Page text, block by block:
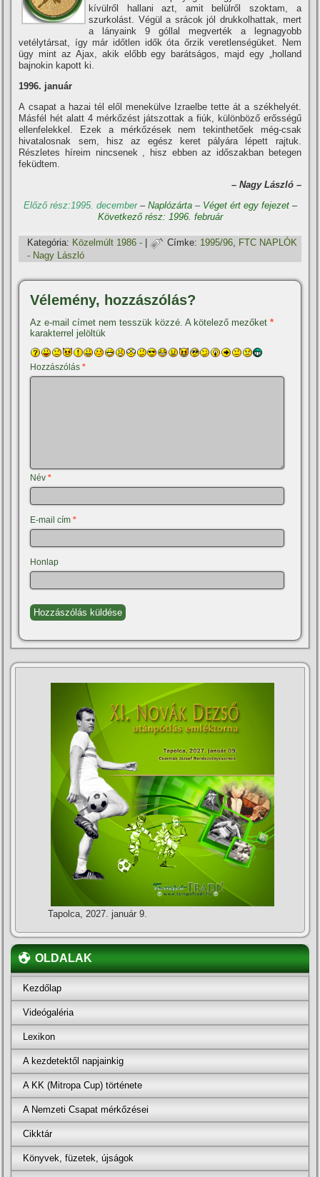
kí­vülről hallani azt, amit belülről szoktam, a
szurkolást. Végül a srácok jól drukkolhattak, mert
a lányaink 9 góllal megverték a legnagyobb
vetélytársat, í­gy már időtlen idők óta őrzik veretlenségüket. Nem
ügy mint az Ajax, akik előbb egy barátságos, majd egy „holland
bajnokin kapott ki.
1996. január
A csapat a hazai tél elől menekülve Izraelbe tette át a székhelyét.
Másfél hét alatt 4 mérkőzést játszottak a fiúk, különböző erősségű
ellenfelekkel. Ezek a mérkőzések nem tekinthetőek még-csak
hivatalosnak sem, hisz az egész keret pályára lépett rajtuk.
Részletes hí­reim nincsenek , hisz ebben az időszakban betegen
feküdtem.
– Nagy László –
Előző rész:1995. december– Naplózárta – Véget ért egy fejezet–
Következő rész: 1996. február
Kategória: Közelmúlt 1986 - | Címke: 1995/96, FTC NAPLÓK
- Nagy László
Vélemény, hozzászólás?
Az e-mail címet nem tesszük közzé. A kötelező mezőket*
karakterrel jelöltük
Hozzászólás*
Név*
E-mail cím*
Honlap
Tapolca, 2027. január 9.
OLDALAK
Kezdőlap
Videógaléria
Lexikon
A kezdetektől napjainkig
A KK (Mitropa Cup) története
A Nemzeti Csapat mérkőzései
Cikktár
Könyvek, füzetek, újságok